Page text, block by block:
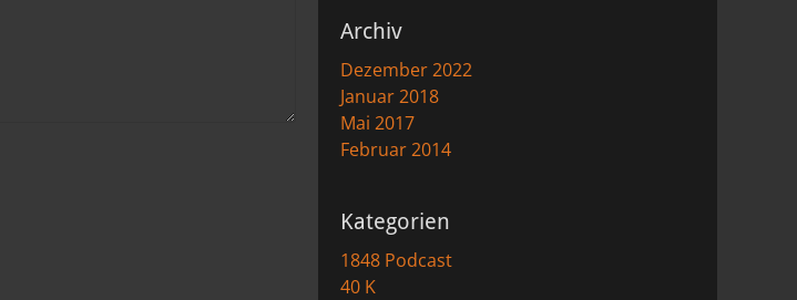
Archiv
Dezember 2022
Januar 2018
Mai 2017
Februar 2014
Kategorien
1848 Podcast
40 K